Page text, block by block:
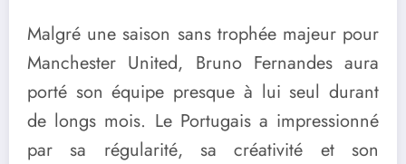
Malgré une saison sans trophée majeur pour
Manchester United, Bruno Fernandes aura
porté son équipe presque à lui seul durant
de longs mois. Le Portugais a impressionné
par sa régularité, sa créativité et son